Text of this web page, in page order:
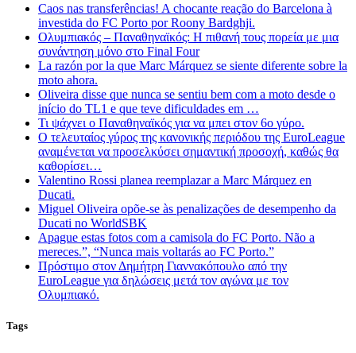
Caos nas transferências! A chocante reação do Barcelona à
investida do FC Porto por Roony Bardghji.
Ολυμπιακός – Παναθηναϊκός: Η πιθανή τους πορεία με μια
συνάντηση μόνο στο Final Four
La razón por la que Marc Márquez se siente diferente sobre la
moto ahora.
Oliveira disse que nunca se sentiu bem com a moto desde o
início do TL1 e que teve dificuldades em …
Τι ψάχνει ο Παναθηναϊκός για να μπει στον 6ο γύρο.
Ο τελευταίος γύρος της κανονικής περιόδου της EuroLeague
αναμένεται να προσελκύσει σημαντική προσοχή, καθώς θα
καθορίσει…
Valentino Rossi planea reemplazar a Marc Márquez en
Ducati.
Miguel Oliveira opõe-se às penalizações de desempenho da
Ducati no WorldSBK
Apague estas fotos com a camisola do FC Porto. Não a
mereces.”, “Nunca mais voltarás ao FC Porto.”
Πρόστιμο στον Δημήτρη Γιαννακόπουλο από την
EuroLeague για δηλώσεις μετά τον αγώνα με τον
Ολυμπιακό.
Tags